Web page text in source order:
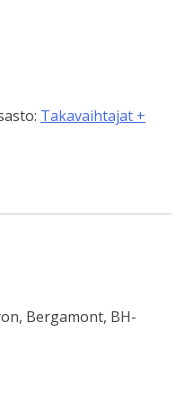
Takavaihtajat +
Bergamont, BH-